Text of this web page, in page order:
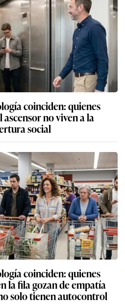
coinciden: quienes
no viven a la
social
coinciden: quienes
la fila gozan de empatía
solo tienen autocontrol